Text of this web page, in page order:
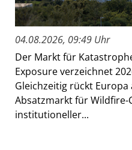
04.08.2026, 09:49 Uhr
Der Markt für
Exposure verzeichnet
Gleichzeitig rückt
Absatzmarkt für Wildfire-
institutioneller...